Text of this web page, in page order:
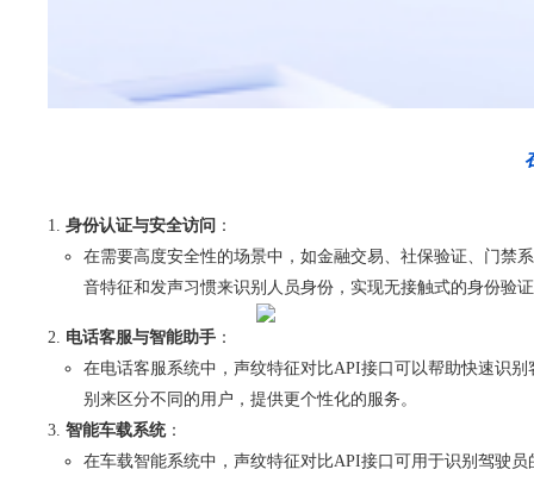
身份认证与安全访问 ：
在需要高度安全性的场景中，如金融交易、社保验证、门禁
音特征和发声习惯来识别人员身份，实现无接触式的身份验
电话客服与智能助手 ：
在电话客服系统中，声纹特征对比API接口可以帮助快速识
别来区分不同的用户，提供更个性化的服务。
智能车载系统：
在车载智能系统中，声纹特征对比API接口可用于识别驾驶